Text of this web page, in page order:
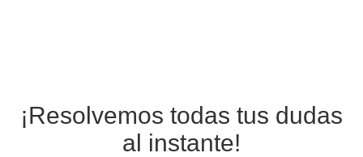
¡Resolvemos todas tus dudas
al instante!